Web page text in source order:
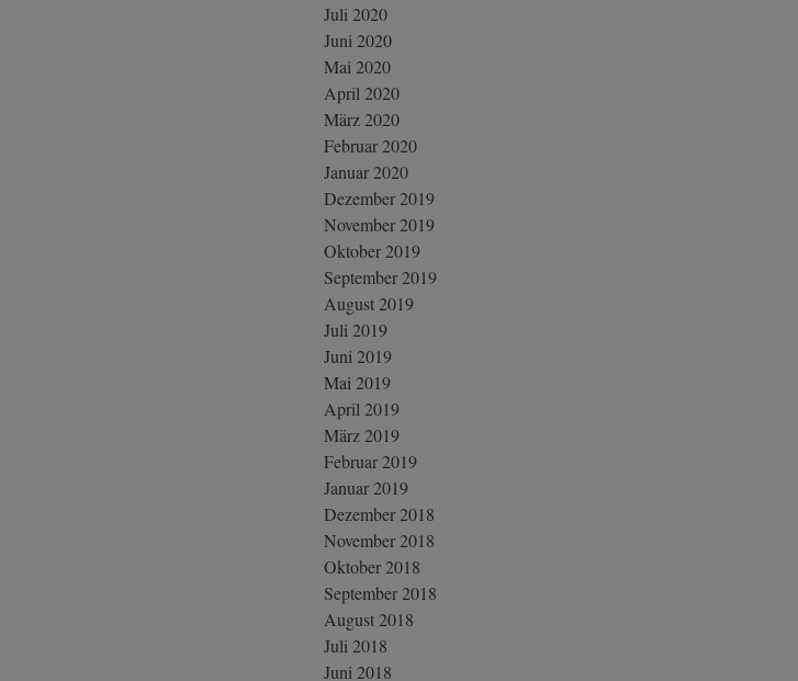
Juli 2020
Juni 2020
Mai 2020
April 2020
März 2020
Februar 2020
Januar 2020
Dezember 2019
November 2019
Oktober 2019
September 2019
August 2019
Juli 2019
Juni 2019
Mai 2019
April 2019
März 2019
Februar 2019
Januar 2019
Dezember 2018
November 2018
Oktober 2018
September 2018
August 2018
Juli 2018
Juni 2018